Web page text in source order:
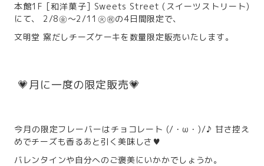
本館1F [和洋菓子] Sweets Street (スイーツストリート)
にて、 2/8㊎～2/11㊋㊗の4日間限定で、
文明堂 窯だしチーズケーキを数量限定販売いたします。
💗月に一度の限定販売💗
今月の限定フレーバーはチョコレート (/・ω・)/♪ 甘さ控え
めでチーズも香るあと引く美味しさ♥
バレンタインや自分へのご褒美にいかかでしょうか。